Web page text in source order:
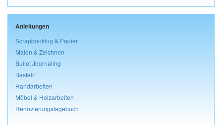
Anleitungen
Scrapbooking & Papier
Malen & Zeichnen
Bullet Journaling
Basteln
Handarbeiten
Möbel & Holzarbeiten
Renovierungstagebuch